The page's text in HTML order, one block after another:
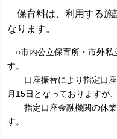
保育料は、利用する
なります。
○市内公立保育所・市外
す。
口座振替により指定口座
月15日となっておりますが、
指定口座金融機関の休
す。